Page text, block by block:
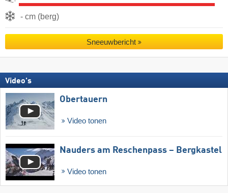
- cm (berg)
Sneeuwbericht
Video's
Obertauern
Video tonen
Nauders am Reschenpass – Bergkastel
Video tonen